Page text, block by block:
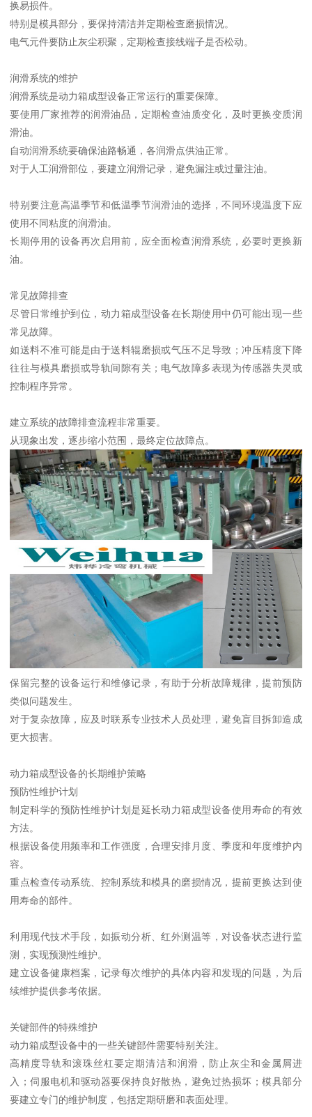
换易损件。
特别是模具部分，要保持清洁并定期检查磨损情况。
电气元件要防止灰尘积聚，定期检查接线端子是否松动。
润滑系统的维护
润滑系统是动力箱成型设备正常运行的重要保障。
要使用厂家推荐的润滑油品，定期检查油质变化，及时更换变质润
滑油。
自动润滑系统要确保油路畅通，各润滑点供油正常。
对于人工润滑部位，要建立润滑记录，避免漏注或过量注油。
特别要注意高温季节和低温季节润滑油的选择，不同环境温度下应
使用不同粘度的润滑油。
长期停用的设备再次启用前，应全面检查润滑系统，必要时更换新
油。
常见故障排查
尽管日常维护到位，动力箱成型设备在长期使用中仍可能出现一些
常见故障。
如送料不准可能是由于送料辊磨损或气压不足导致；冲压精度下降
往往与模具磨损或导轨间隙有关；电气故障多表现为传感器失灵或
控制程序异常。
建立系统的故障排查流程非常重要。
从现象出发，逐步缩小范围，最终定位故障点。
保留完整的设备运行和维修记录，有助于分析故障规律，提前预防
类似问题发生。
对于复杂故障，应及时联系专业技术人员处理，避免盲目拆卸造成
更大损害。
动力箱成型设备的长期维护策略
预防性维护计划
制定科学的预防性维护计划是延长动力箱成型设备使用寿命的有效
方法。
根据设备使用频率和工作强度，合理安排月度、季度和年度维护内
容。
重点检查传动系统、控制系统和模具的磨损情况，提前更换达到使
用寿命的部件。
利用现代技术手段，如振动分析、红外测温等，对设备状态进行监
测，实现预测性维护。
建立设备健康档案，记录每次维护的具体内容和发现的问题，为后
续维护提供参考依据。
关键部件的特殊维护
动力箱成型设备中的一些关键部件需要特别关注。
高精度导轨和滚珠丝杠要定期清洁和润滑，防止灰尘和金属屑进
入；伺服电机和驱动器要保持良好散热，避免过热损坏；模具部分
要建立专门的维护制度，包括定期研磨和表面处理。